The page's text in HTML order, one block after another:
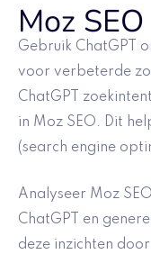
Moz SEO
Gebruik ChatGPT
voor verbeterde
ChatGPT
in Moz SEO. Dit
(search engine
Analyseer Moz
ChatGPT en
deze inzichten